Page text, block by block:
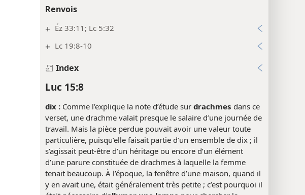
Renvois
+ Éz 33:11; Lc 5:32
+ Lc 19:8-10
Index
Luc 15:8
dix : Comme l’explique la note d’étude sur drachmes dans ce
verset, une drachme valait presque le salaire d’une journée de
travail. Mais la pièce perdue pouvait avoir une valeur toute
particulière, puisqu’elle faisait partie d’un ensemble de dix ; il
s’agissait peut-être d’un héritage ou encore d’un élément
d’une parure constituée de drachmes à laquelle la femme
tenait beaucoup. À l’époque, la fenêtre d’une maison, quand il
y en avait une, était généralement très petite ; c’est pourquoi il